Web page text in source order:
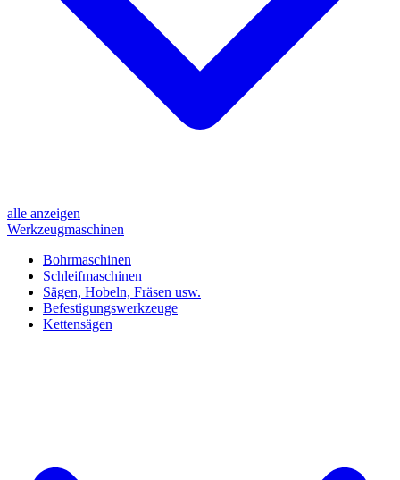
alle anzeigen
Werkzeugmaschinen
Bohrmaschinen
Schleifmaschinen
Sägen, Hobeln, Fräsen usw.
Befestigungswerkzeuge
Kettensägen